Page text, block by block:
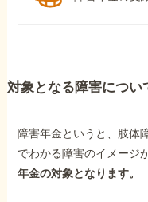
対象となる障害につい
障害年金というと、肢体
でわかる障害のイメージ
年金の対象となります。